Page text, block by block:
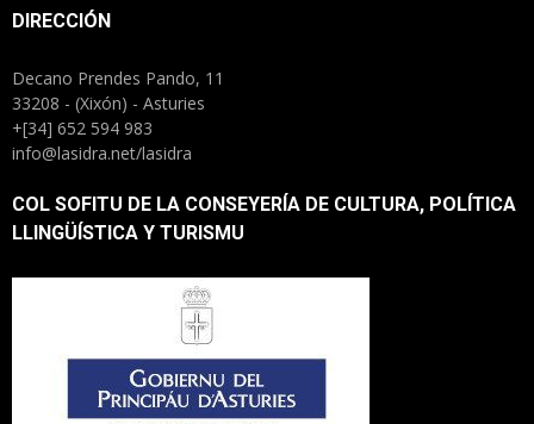
DIRECCIÓN
Decano Prendes Pando, 11
33208 - (Xixón) - Asturies
+[34] 652 594 983
info@lasidra.net/lasidra
COL SOFITU DE LA CONSEYERÍA DE CULTURA, POLÍTICA
LLINGÜÍSTICA Y TURISMU